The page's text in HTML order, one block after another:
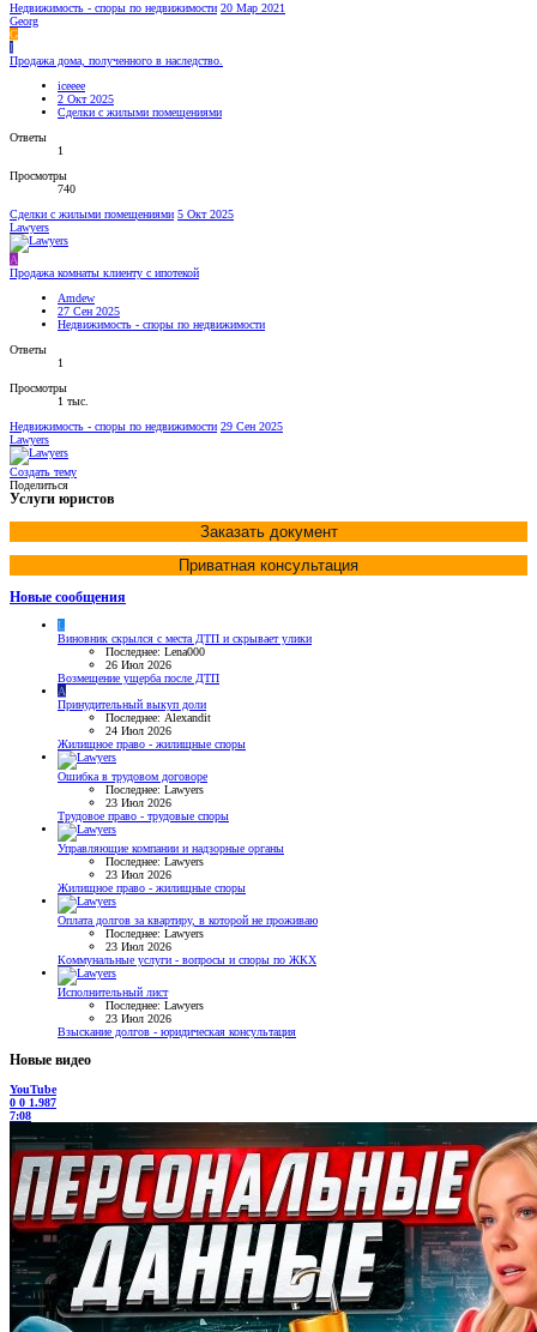
Недвижимость - споры по недвижимости 20 Мар 2021
Georg
G
I
Продажа дома, полученного в наследство.
iceeee
2 Окт 2025
Сделки с жилыми помещениями
Ответы
1
Просмотры
740
Сделки с жилыми помещениями 5 Окт 2025
Lawyers
A
Продажа комнаты клиенту с ипотекой
Amdew
27 Сен 2025
Недвижимость - споры по недвижимости
Ответы
1
Просмотры
1 тыс.
Недвижимость - споры по недвижимости 29 Сен 2025
Lawyers
Создать тему
Поделиться
Услуги юристов
Заказать документ
Приватная консультация
Новые сообщения
L
Виновник скрылся с места ДТП и скрывает улики
Последнее: Lena000
26 Июл 2026
Возмещение ущерба после ДТП
A
Принудительный выкуп доли
Последнее: Alexandit
24 Июл 2026
Жилищное право - жилищные споры
Ошибка в трудовом договоре
Последнее: Lawyers
23 Июл 2026
Трудовое право - трудовые споры
Управляющие компании и надзорные органы
Последнее: Lawyers
23 Июл 2026
Жилищное право - жилищные споры
Оплата долгов за квартиру, в которой не проживаю
Последнее: Lawyers
23 Июл 2026
Коммунальные услуги - вопросы и споры по ЖКХ
Исполнительный лист
Последнее: Lawyers
23 Июл 2026
Взыскание долгов - юридическая консультация
Новые видео
YouTube
0 0 1.987
7:08